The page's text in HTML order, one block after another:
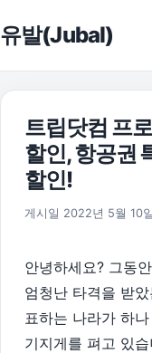
유발(Jubal)
트립닷컴 프
할인, 항공권
할인!
게시일 2022년 5월 10일
안녕하세요? 그동
엄청난 타격을 받
표하는 나라가 하
기지게를 펴고 있